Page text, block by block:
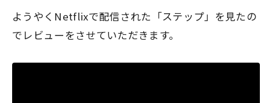
ようやくNetflixで配信された「ステップ」を見たの
でレビューをさせていただきます。